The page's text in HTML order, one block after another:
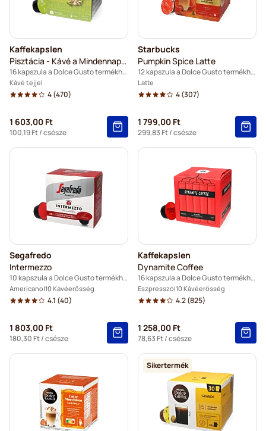
Kaffekapslen
Pisztácia - Kávé a Mindennapokra
16 kapszula a Dolce Gusto termékhez
Kávé tejjel
4(470)
1 603,00 Ft
100,19 Ft/ csésze
Starbucks
Pumpkin Spice Latte
12 kapszula a Dolce Gusto termékhez
Latte
4(307)
1 799,00 Ft
299,83 Ft/ csésze
Segafredo
Intermezzo
10 kapszula a Dolce Gusto termékhez
Americano 10 Kávéerősség
4.1 (40)
1 803,00 Ft
180,30 Ft/ csésze
Kaffekapslen
Dynamite Coffee
16 kapszula a Dolce Gusto termékhez
Eszpresszó 10 Kávéerősség
4.2(825)
1 258,00 Ft
78,63 Ft/ csésze
Sikertermék